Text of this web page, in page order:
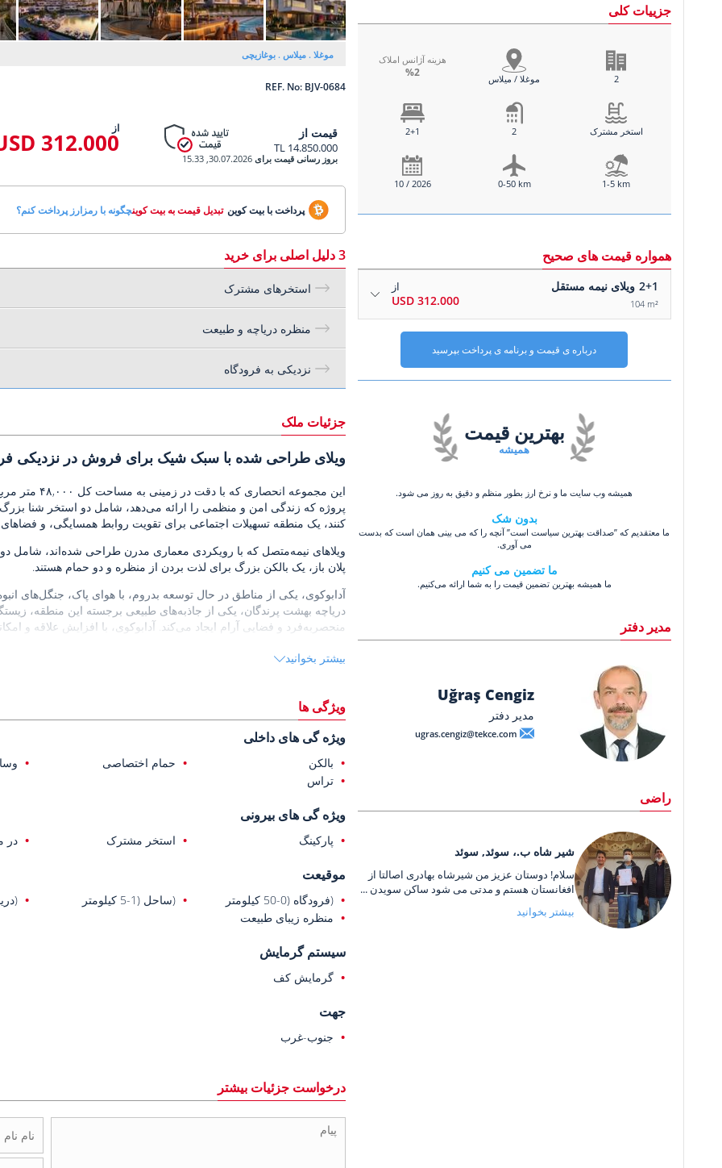
موغلا میلاس بوغازیچی
REF. No: BJV-0684
قیمت از
14.850.000 TL
از
312.000 USD
بروز رسانی قیمت برای30.07.2026, 15.33
پرداخت با بیت کوین تبدیل قیمت به بیت کوینچگونه با رمزارز پرداخت کنم؟
جزییات کلی
هزینه آژانس املاک
%2 موغلا / میلاس 2
2+1 2 استخر مشترک
10 / 2026 0-50 km 1-5 km
همواره قیمت های صحیح
2+1 ویلای نیمه مستقل
104 m²
از
312.000 USD
درباره ی قیمت و برنامه ی پرداخت بپرسید
3 دلیل اصلی برای خرید
استخرهای مشترک
منظره دریاچه و طبیعت
نزدیکی به فرودگاه
جزئیات ملک
ویلای طراحی شده با سبک شیک برای فروش در نزدیکی
پروژه که زندگی امن و منظمی را ارائه می‌دهد، شامل دو استخر شنا
کنند، یک منطقه تسهیلات اجتماعی برای تقویت روابط همسایگی، و
ویلاهای نیمه‌متصل که با رویکردی معماری مدرن طراحی شده‌اند، شامل
پلان باز، یک بالکن بزرگ برای لذت بردن از منظره و دو حمام هستند.
آدابوکوی، یکی از مناطق در حال توسعه بدروم، با هوای پاک، جنگل‌های
دریاچه بهشت پرندگان، یکی از جاذبه‌های طبیعی برجسته این منطقه،
منحصربه‌فرد و فضایی آرام ایجاد می‌کند. آدابوکوی، با افزایش علاقه و
ویلای‌های فروشی در بدروم ترکیه
شده است. این موقعیت دسترسی آسانی به امکانات شهری و مکان‌های
بیشتر بخوانید
ویژگی ها
ویژه گی های داخلی
بالکن حمام اختصاصی
تراس
ویژه گی های بیرونی
پارکینگ استخر مشترک در
موقیعت
(فرودگاه (0-50 کیلومتر (ساحل (1-5 کیلومتر
(دریا (0-1
منظره زیبای طبیعت
سیستم گرمایش
گرمایش کف
جهت
جنوب-غرب
همیشه
بهترین قیمت
همیشه وب سایت ما و نرخ ارز بطور منظم و دقیق به روز می شود.
بدون شک
ما معتقدیم که ”صداقت بهترین سیاست است” آنچه را که می بینی همان است که بدست
می آوری.
ما تضمین می کنیم
ما همیشه بهترین تضمین قیمت را به شما ارائه می‌کنیم.
مدیر دفتر
Uğraş Cengiz
مدیر دفتر
ugras.cengiz@tekce.com
راضی
شیر شاه ب.، سوئد, سوئد
سلام! دوستان عزیز من شیرشاه بهادری اصالتا از
افغانستان هستم و مدتی می شود ساکن سویدن ...
بیشتر بخوانید
درخواست جزئیات بیشتر